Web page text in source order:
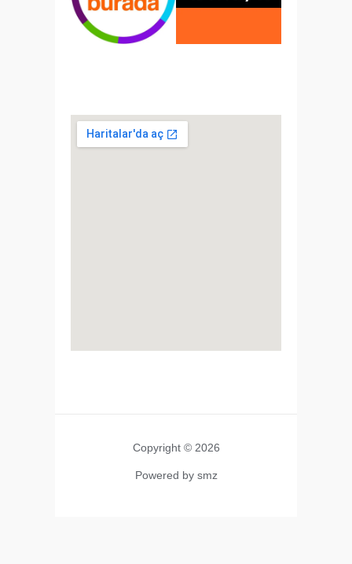
Copyright © 2026
Powered by smz